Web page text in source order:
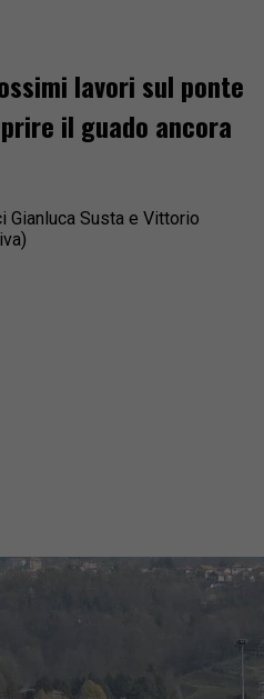
lavori sul ponte
il guado ancora
Gianluca Susta e Vittorio